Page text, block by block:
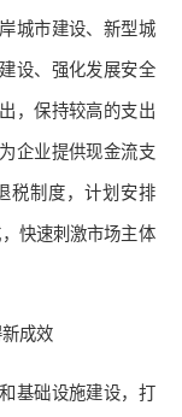
城市建设、新型城
设、强化发展安全
，保持较高的支出
企业提供现金流支
税制度，计划安排
快速刺激市场主体
新成效
基础设施建设，打